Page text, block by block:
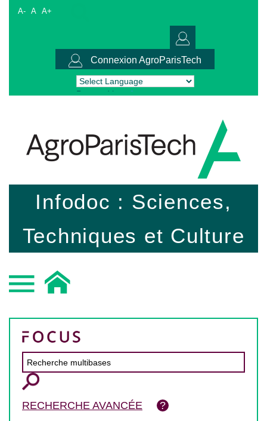
A- A A+
Connexion AgroParisTech
Powered by Translate
Infodoc : Sciences,
Techniques et Culture
RECHERCHE AVANCÉE